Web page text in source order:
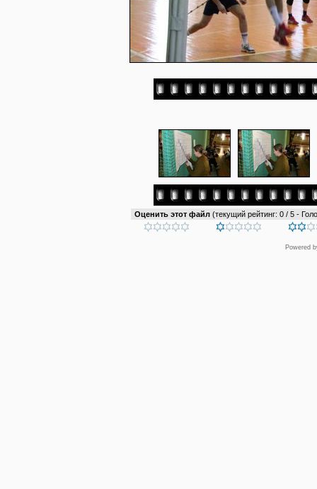
Оценить этот файл (текущий рейтинг: 0 / 5 -
Powered